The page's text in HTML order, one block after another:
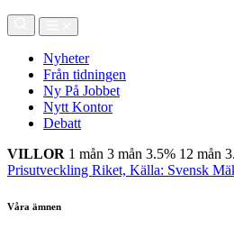
Nyheter
Från tidningen
Ny På Jobbet
Nytt Kontor
Debatt
VILLOR 1 mån 3 mån 3.5% 12 mån
Prisutveckling Riket, Källa: Svensk
Våra ämnen